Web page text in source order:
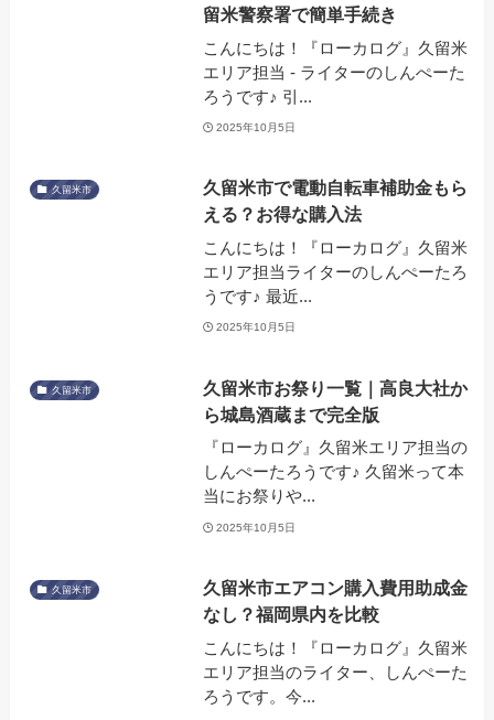
留米警察署で簡単手続き
こんにちは！『ローカログ』久留米
エリア担当 - ライターのしんぺーた
ろうです♪ 引...
2025年10月5日
久留米市
久留米市で電動自転車補助金もら
える？お得な購入法
こんにちは！『ローカログ』久留米
エリア担当ライターのしんぺーたろ
うです♪ 最近...
2025年10月5日
久留米市
久留米市お祭り一覧｜高良大社か
ら城島酒蔵まで完全版
『ローカログ』久留米エリア担当の
しんぺーたろうです♪ 久留米って本
当にお祭りや...
2025年10月5日
久留米市
久留米市エアコン購入費用助成金
なし？福岡県内を比較
こんにちは！『ローカログ』久留米
エリア担当のライター、しんぺーた
ろうです。今...